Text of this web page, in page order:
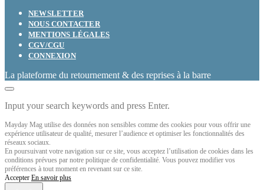
NEWSLETTER
NOUS CONTACTER
MENTIONS LÉGALES
CGV/CGU
CONNEXION
La plateforme du retournement & des reprises à la barre
Input your search keywords and press Enter.
Mayday Mag utilise des données non sensibles comme des cookies pour vous offrir une
expérience utilisateur de qualité, mesurer l’audience et optimiser les fonctionnalités des
réseaux sociaux.
En poursuivant votre navigation sur ce site, vous acceptez l’utilisation de cookies dans les
conditions prévues par notre politique de confidentialité. Vous pouvez modifier vos
préférences à tout moment en revenant sur ce site.
Accepter En savoir plus